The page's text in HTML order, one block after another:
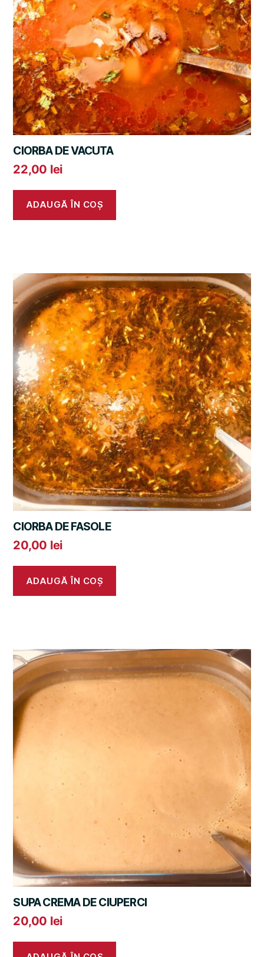
CIORBA DE VACUTA
22,00 lei
ADAUGĂ ÎN COȘ
CIORBA DE FASOLE
20,00 lei
ADAUGĂ ÎN COȘ
SUPA CREMA DE CIUPERCI
20,00 lei